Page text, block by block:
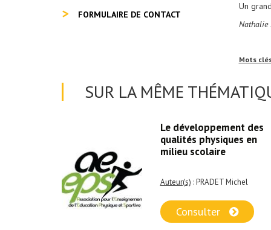
Un
Nathalie
Mots
FORMULAIRE DE CONTACT
SUR LA MÊME
Le développement des
qualités physiques en
milieu scolaire
Auteur(s) : PRADET Michel
Consulter